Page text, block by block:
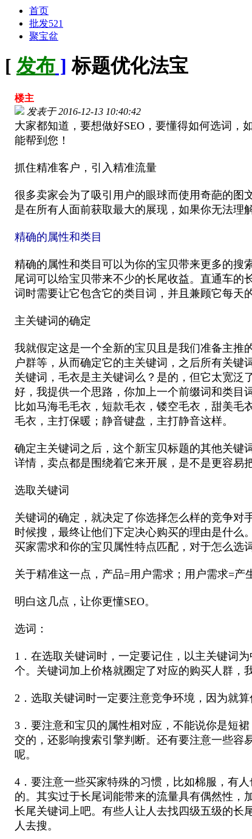
首页
批发521
聚宝盆
[ 发布 ] 标题优化法宝
楼主
发表于2016-12-13 10:40:42
大家都知道，要想做好SEO，要懂得如何选词
能帮到您！
抓住精准客户，引入精准流量
很多卖家会为了吸引用户的眼球而使用奇葩的图
是在所有人面前获取最大的展现，如果你无法理
精确的属性和类目
精确的属性和类目可以为你的宝贝带来更多的搜
尾词可以给宝贝带来不少的长尾收益。直通车
词时需要让它包含它的类目词，并且兼顾它每天
主关键词的确定
我就假定这是一个全新的宝贝且是我们准备主推
户群等，从而确定它的主关键词，之后所有关
关键词，毛衣是主关键词么？是的，但它太宽泛
好，我提供一个思路，你加上一个前缀词和类目
比如马海毛毛衣，短款毛衣，镂空毛衣，甜美
毛衣，主打保暖；静音键盘，主打静音这样。
确定主关键词之后，这个新宝贝标题的其他关键
详情，卖点都是围绕着它来开展，是不是更容易
选取关键词
关键词的确定，就决定了你选择怎么样的竞争对
时候搜，最终让他们下定决心购买的理由是什么
买家需求和你的宝贝属性特点匹配，对于怎么选
关于精准这一点，产品=用户需求；用户需求=产
明白这几点，让你更懂SEO。
选词：
1．在选取关键词时，一定要记住，以主关键词
个。关键词加上价格就圈定了对应的购买人群，
2．选取关键词时一定要注意竞争环境，因为就
3．要注意和宝贝的属性相对应，不能说你是短
交的，还影响搜索引擎判断。还有要注意一些容
呢。
4．要注意一些买家特殊的习惯，比如棉服，有
的。其实过于长尾词能带来的流量具有偶然性，
长尾关键词上吧。有些人让人去找四级五级的长
人去搜。